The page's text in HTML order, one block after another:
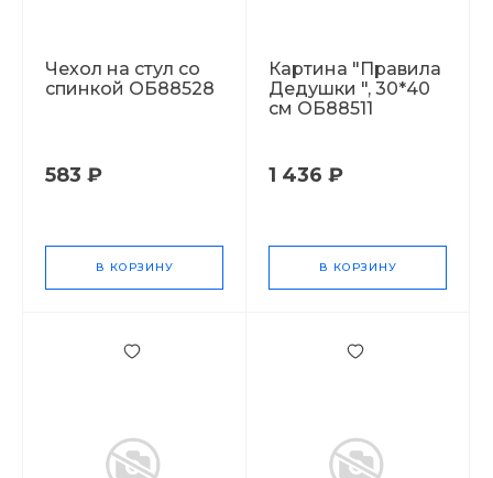
Чехол на стул со
спинкой ОБ88528
583 ₽
В КОРЗИНУ
Картина "Правила
Дедушки ", 30*40
см ОБ88511
1 436 ₽
В КОРЗИНУ